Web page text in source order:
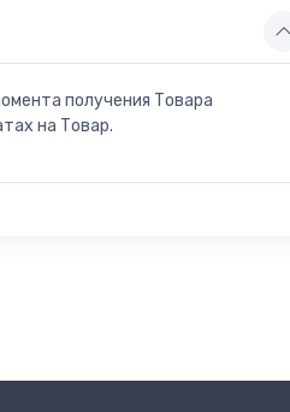
получения Товара
на Товар.